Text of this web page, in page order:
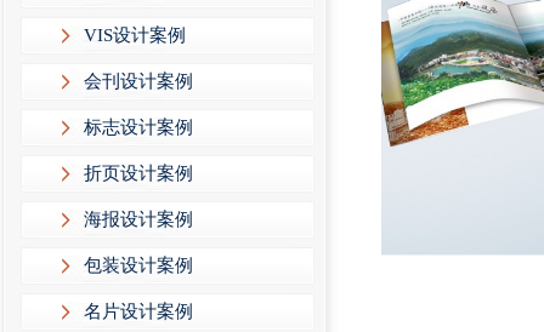
VIS设计案例
会刊设计案例
标志设计案例
折页设计案例
海报设计案例
包装设计案例
名片设计案例